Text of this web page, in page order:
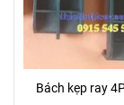
Bách kẹp ray